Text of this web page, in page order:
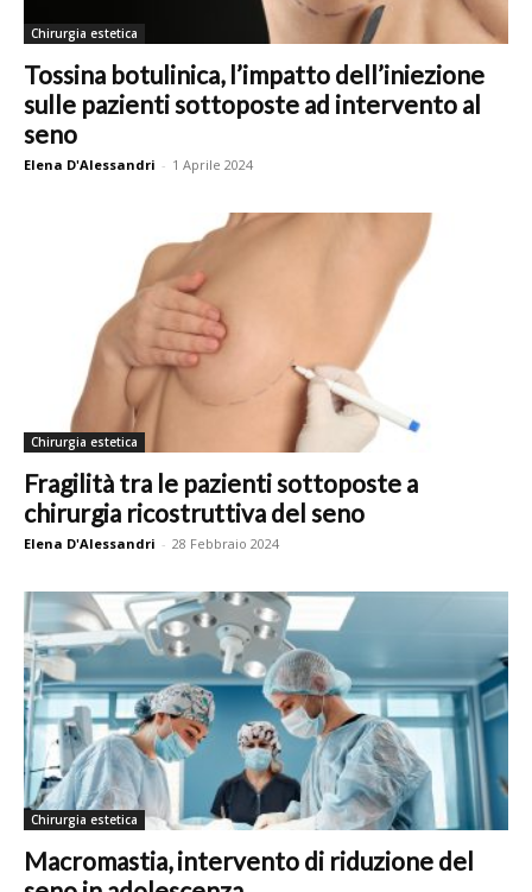
Chirurgia estetica
Tossina botulinica, l’impatto dell’iniezione
sulle pazienti sottoposte ad intervento al
seno
Elena D'Alessandri - 1 Aprile 2024
Chirurgia estetica
Fragilità tra le pazienti sottoposte a
chirurgia ricostruttiva del seno
Elena D'Alessandri - 28 Febbraio 2024
Chirurgia estetica
Macromastia, intervento di riduzione del